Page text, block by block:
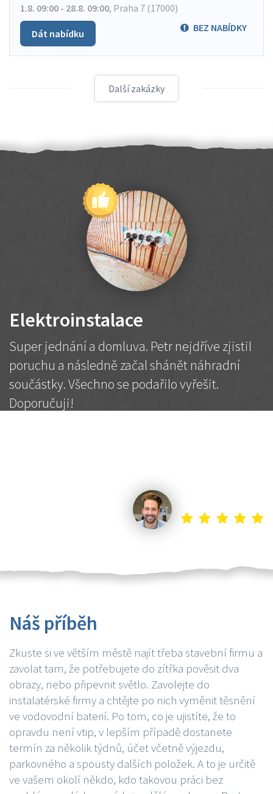
1.8. 09:00 - 28.8. 09:00, Praha 7 (17000)
BEZ NABÍDKY
Dát nabídku
Další zakázky
Elektroinstalace
Super jednání a domluva. Petr nejdříve zjistil
poruchu a následně začal shánět náhradní
součástky. Všechno se podařilo vyřešit.
Doporučuji!
Náš příběh
Zkuste si ve větším městě najít třeba stavební firmu a
zavolat tam, že potřebujete do zítřka pověsit dva
obrazy, nebo připevnit světlo. Zavolejte do
instalatérské firmy a chtějte po nich vyměnit těsnění
ve vodovodní baterií. Po tom, co je ujistíte, že to
opravdu není vtip, v lepším případě dostanete
termín za několik týdnů, účet včetně výjezdu,
parkovného a spousty dalších položek. A to je určitě
ve vašem okolí někdo, kdo takovou práci bez